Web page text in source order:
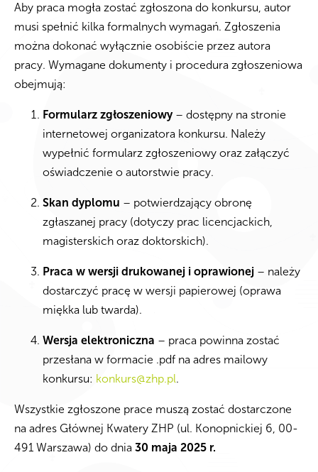
Aby praca mogła zostać zgłoszona do konkursu, autor
musi spełnić kilka formalnych wymagań. Zgłoszenia
można dokonać wyłącznie osobiście przez autora
pracy. Wymagane dokumenty i procedura zgłoszeniowa
obejmują:
Formularz zgłoszeniowy– dostępny na stronie
internetowej organizatora konkursu. Należy
wypełnić formularz zgłoszeniowy oraz załączyć
oświadczenie o autorstwie pracy.
Skan dyplomu – potwierdzający obronę
zgłaszanej pracy (dotyczy prac licencjackich,
magisterskich oraz doktorskich).
Praca w wersji drukowanej i oprawionej – należy
dostarczyć pracę w wersji papierowej (oprawa
miękka lub twarda).
Wersja elektroniczna – praca powinna zostać
przesłana w formacie .pdf na adres mailowy
konkursu: konkurs@zhp.pl.
Wszystkie zgłoszone prace muszą zostać dostarczone
na adres Głównej Kwatery ZHP (ul. Konopnickiej 6, 00-
491 Warszawa) do dnia 30 maja 2025 r.